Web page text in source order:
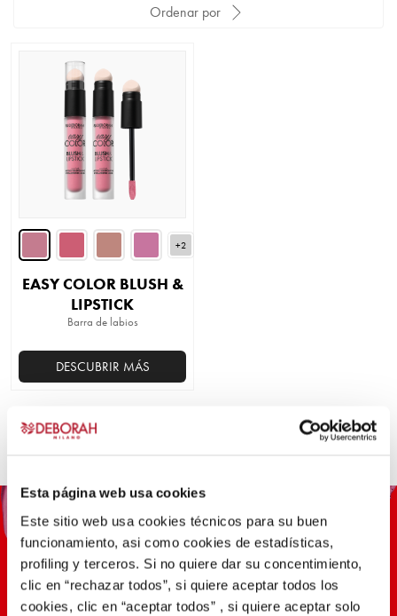
Esta página web usa cookies
Este sitio web usa cookies técnicos para su buen
funcionamiento, asi como cookies de estadísticas,
profiling y terceros. Si no quiere dar su concentimiento,
clic en “rechazar todos”, si quiere aceptar todos los
cookies, clic en “aceptar todos” , si quiere aceptar solo
Ordenar por
+2
EASY COLOR BLUSH &
LIPSTICK
Barra de labios
DESCUBRIR MÁS
Las
opciones
se
pueden
elegir
en